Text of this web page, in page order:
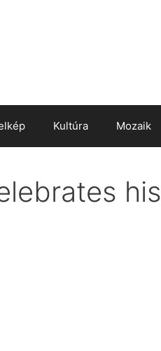
Kultúra Mozaik
his